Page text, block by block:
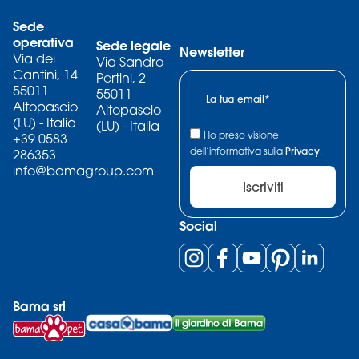
Sede
operativa
Via dei
Cantini, 14
55011
Altopascio
(LU) - Italia
+39 0583
286353
info@bamagroup.com
Sede legale
Via Sandro
Pertini, 2
55011
Altopascio
(LU) - Italia
Newsletter
Ho preso visione
dell’informativa sulla Privacy.
Iscriviti
Social
Bama srl